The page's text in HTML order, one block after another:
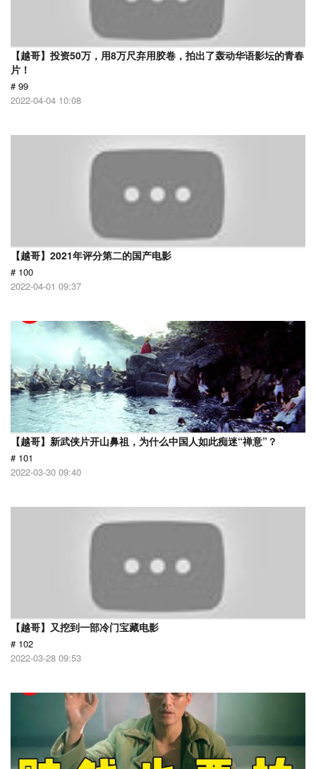
【越哥】投资50万，用8万尺弃用胶卷，拍出了轰动华语影坛的青春
片！
# 99
2022-04-04 10:08
【越哥】2021年评分第二的国产电影
# 100
2022-04-01 09:37
【越哥】新武侠片开山鼻祖，为什么中国人如此痴迷“禅意”？
# 101
2022-03-30 09:40
【越哥】又挖到一部冷门宝藏电影
# 102
2022-03-28 09:53